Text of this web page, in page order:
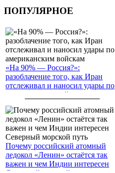
ПОПУЛЯРНОЕ
«На 90% — Россия?»:
разоблачение того, как Иран
отслеживал и наносил удары по
американским войскам
Почему российский атомный
ледокол «Ленин» остаётся так
важен и чем Индии интересен